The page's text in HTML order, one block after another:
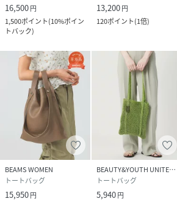
16,500円
1,500ポイント(10%ポイン
トバック)
13,200円
120ポイント(1倍)
BEAMS WOMEN
トートバッグ
15,950円
BEAUTY&YOUTH UNITED ARROWS
トートバッグ
5,940円